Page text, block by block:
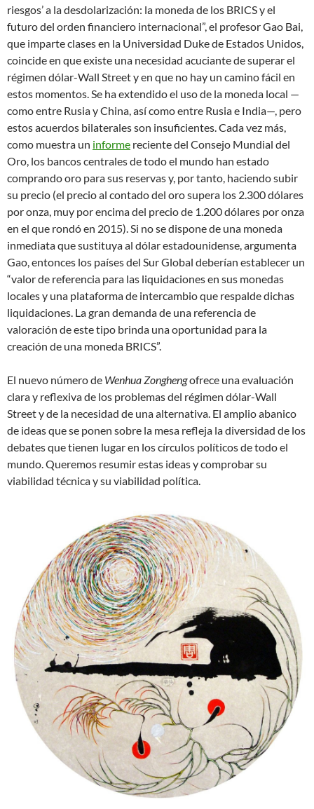
riesgos’ a la desdolarización: la moneda de los BRICS y el
futuro del orden financiero internacional”, el profesor Gao Bai,
que imparte clases en la Universidad Duke de Estados Unidos,
coincide en que existe una necesidad acuciante de superar el
régimen dólar-Wall Street y en que no hay un camino fácil en
estos momentos. Se ha extendido el uso de la moneda local —
como entre Rusia y China, así como entre Rusia e India—, pero
estos acuerdos bilaterales son insuficientes. Cada vez más,
como muestra un informe reciente del Consejo Mundial del
Oro, los bancos centrales de todo el mundo han estado
comprando oro para sus reservas y, por tanto, haciendo subir
su precio (el precio al contado del oro supera los 2.300 dólares
por onza, muy por encima del precio de 1.200 dólares por onza
en el que rondó en 2015). Si no se dispone de una moneda
inmediata que sustituya al dólar estadounidense, argumenta
Gao, entonces los países del Sur Global deberían establecer un
“valor de referencia para las liquidaciones en sus monedas
locales y una plataforma de intercambio que respalde dichas
liquidaciones. La gran demanda de una referencia de
valoración de este tipo brinda una oportunidad para la
creación de una moneda BRICS”.
El nuevo número de Wenhua Zonghengofrece una evaluación
clara y reflexiva de los problemas del régimen dólar-Wall
Street y de la necesidad de una alternativa. El amplio abanico
de ideas que se ponen sobre la mesa refleja la diversidad de los
debates que tienen lugar en los círculos políticos de todo el
mundo. Queremos resumir estas ideas y comprobar su
viabilidad técnica y su viabilidad política.